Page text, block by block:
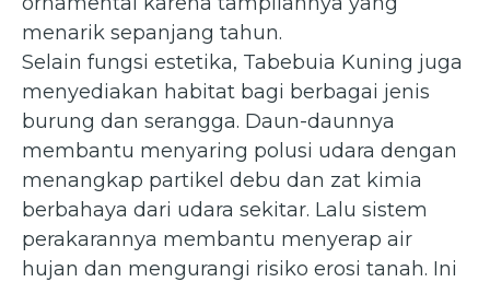
menarik sepanjang tahun.
Selain fungsi estetika, Tabebuia Kuning juga
menyediakan habitat bagi berbagai jenis
burung dan serangga. Daun-daunnya
membantu menyaring polusi udara dengan
menangkap partikel debu dan zat kimia
berbahaya dari udara sekitar. Lalu sistem
perakarannya membantu menyerap air
hujan dan mengurangi risiko erosi tanah. Ini